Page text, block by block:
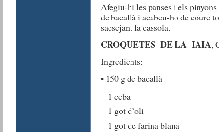
Afegiu-hi les panses i els
de bacallà i acabeu-ho de coure
sacsejant la cassola.
CROQUETES DE LA IAIA,
Ingredients:
• 150 g de bacallà
1 ceba
1 got d’oli
1 got de farina blana